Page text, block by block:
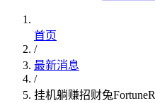
首页
/
最新消息
/
挂机躺赚招财兔